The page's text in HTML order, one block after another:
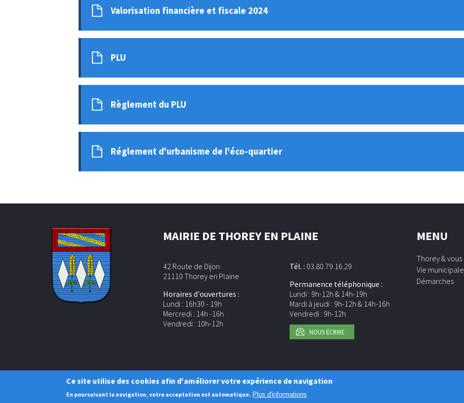
Valorisation financière et fiscale 2024
PLU
Règlement du PLU
Réglement d'urbanisme de l'éco-quartier
MAIRIE DE THOREY EN PLAINE
42 Route de Dijon
21110 Thorey en Plaine
Horaires d'ouvertures :
Lundi : 16h30 - 19h
Mercredi : 14h -16h
Vendredi : 10h-12h
Tél. : 03.80.79.16.29
Permanence téléphonique :
Lundi : 9h-12h & 14h-19h
Mardi à jeudi : 9h-12h & 14h-16h
Vendredi : 9h-12h
NOUS ÉCRIRE
MENU
Thorey & vous
Vie municipale
Démarches
© Copyright 2018 THOREY EN PLAINE - Tous droits réservés
Mentions légales
Ce site utilise des cookies afin d'améliorer votre expérience de navigation
En poursuivant la navigation, votre acceptation est automatique. Plus d'informations